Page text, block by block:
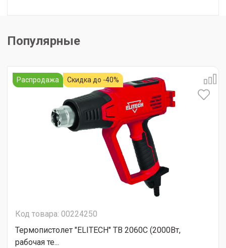
Популярные
Распродажа Скидка до -40%
Код товара: 00224250
Термопистолет "ELITECH" ТВ 2060С (2000Вт,
рабочая те...